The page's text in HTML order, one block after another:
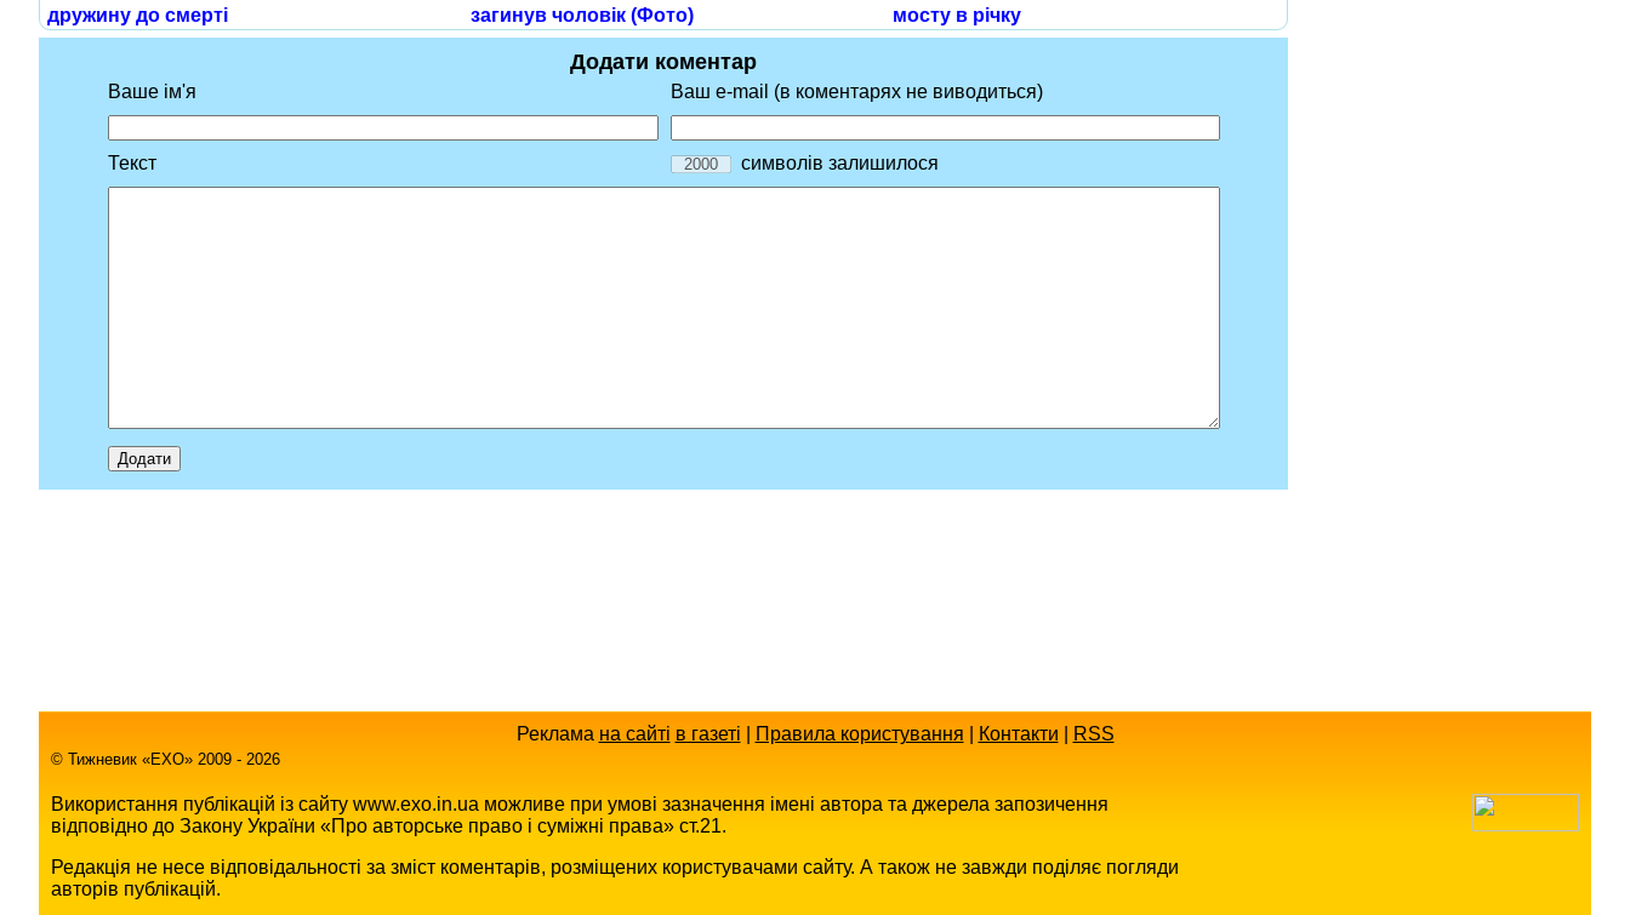
дружину до смерті
загинув чоловік (Фото)
мосту в річку
Додати коментар
Ваше ім'я Ваш e-mail (в коментарях не виводиться)
Текст символів залишилося
Реклама на сайті в газеті Правила користування Контакти RSS
© Тижневик «EХO» 2009 - 2026
Використання публікацій із сайту www.exo.in.ua можливе при умові зазначення імені автора та джерела запозичення
відповідно до Закону України «Про авторське право і суміжні права» ст.21.
Редакція не несе відповідальності за зміст коментарів, розміщених користувачами сайту. А також не завжди поділяє погляди
авторів публікацій.